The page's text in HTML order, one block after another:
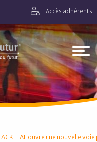
Accès adhérents
ouvre une nouvelle